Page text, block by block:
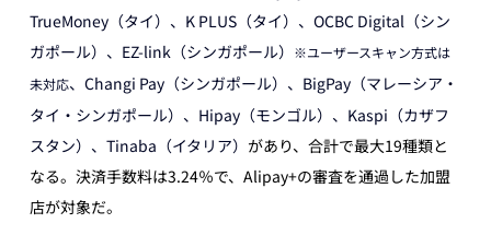
TrueMoney（タイ）、K PLUS（タイ）、OCBC Digital（シン
ガポール）、EZ-link（シンガポール） ※ユーザースキャン方式は
未対応、Changi Pay（シンガポール）、BigPay（マレーシア・
タイ・シンガポール）、Hipay（モンゴル）、Kaspi（カザフ
スタン）、Tinaba（イタリア） があり、合計で最大19種類と
なる。決済手数料は3.24％で、Alipay+の審査を通過した加盟
店が対象だ。